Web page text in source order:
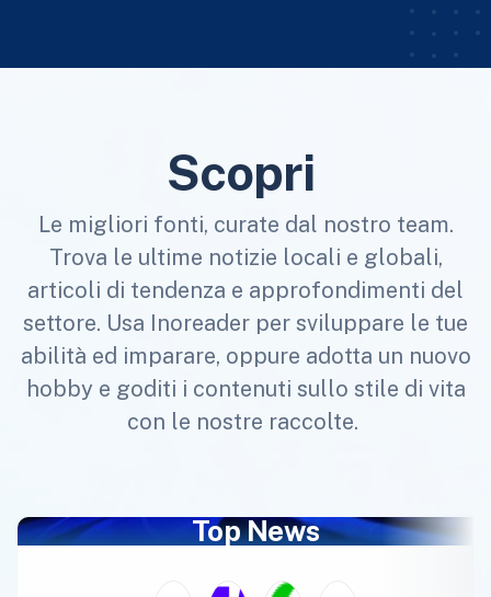
Scopri
Le migliori fonti, curate dal nostro team.
Trova le ultime notizie locali e globali,
articoli di tendenza e approfondimenti del
settore. Usa Inoreader per sviluppare le tue
abilità ed imparare, oppure adotta un nuovo
hobby e goditi i contenuti sullo stile di vita
con le nostre raccolte.
Top News